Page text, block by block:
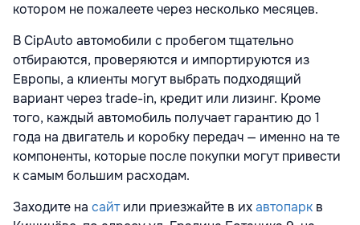
котором не пожалеете через несколько месяцев.
В CipAuto автомобили с пробегом тщательно
отбираются, проверяются и импортируются из
Европы, а клиенты могут выбрать подходящий
вариант через trade-in, кредит или лизинг. Кроме
того, каждый автомобиль получает гарантию до 1
года на двигатель и коробку передач — именно на те
компоненты, которые после покупки могут привести
к самым большим расходам.
Заходите на сайтили приезжайте в ихавтопарк в